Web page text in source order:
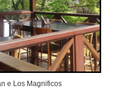
e Los Magnificos